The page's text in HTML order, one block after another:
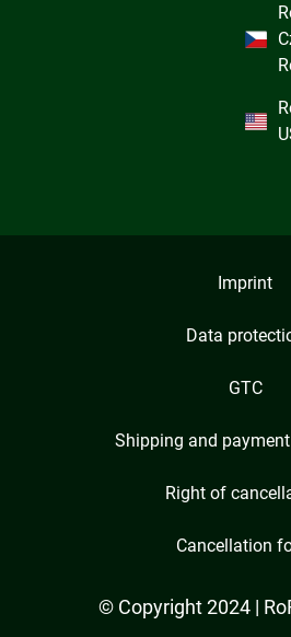
Imprint
Data
GTC
Shipping and
Right of
Cancellation
© Copyright 2024 |